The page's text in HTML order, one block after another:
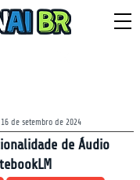
de setembro de 2024
de Áudio